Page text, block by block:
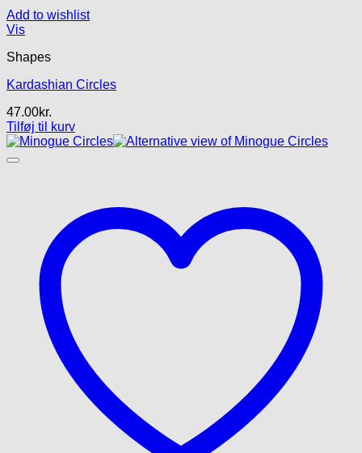
Add to wishlist
Vis
Shapes
Kardashian Circles
47.00kr.
Tilføj til kurv